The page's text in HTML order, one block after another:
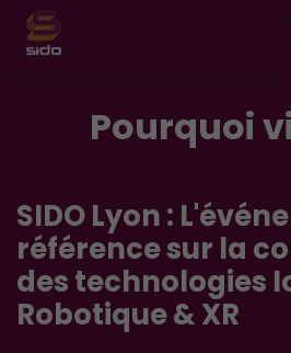
Pourquoi
SIDO Lyon :
référence sur la
des technologies
Robotique & XR